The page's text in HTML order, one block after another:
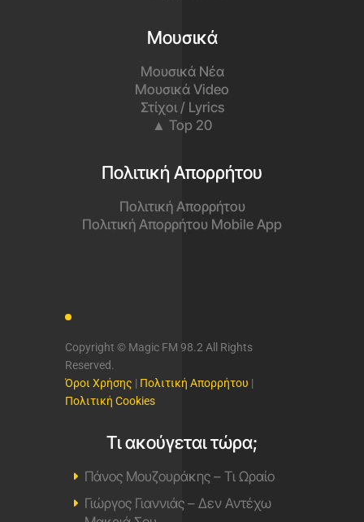
Μουσικά
Μουσικά Νέα
Μουσικά Video
Στίχοι / Lyrics
▲ Top 20
Πολιτική Απορρήτου
Πολιτική Απορρήτου
Πολιτική Απορρήτου Mobile App
Copyright © Magic FM 98.2 All Rights
Reserved.
Όροι Χρήσης | Πολιτική Απορρήτου |
Πολιτική Cookies
Τι ακούγεται τώρα;
Πάνος Μουζουράκης – Τι Ωραίο
Γιώργος Γιαννιάς – Δεν Αντέχω